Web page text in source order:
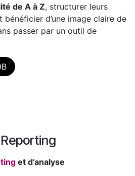
de A à Z, structurer leurs
bénéficier d’une image claire de
passer par un outil de
et d’analyse